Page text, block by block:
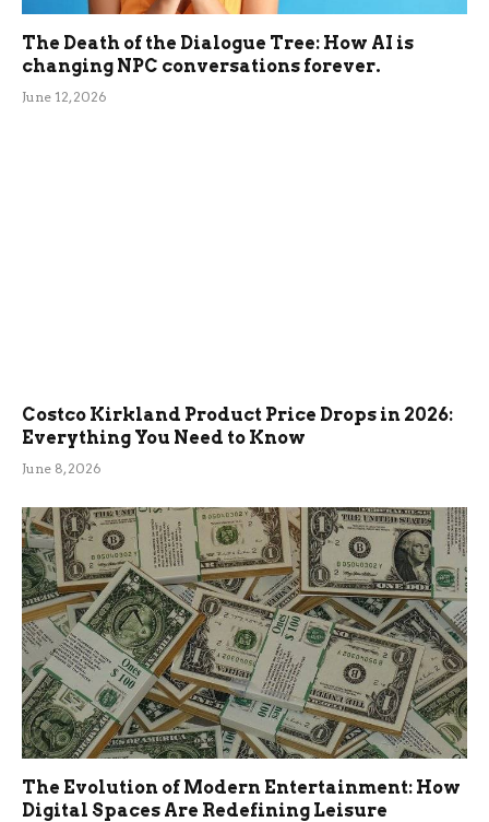
The Death of the Dialogue Tree: How AI is
changing NPC conversations forever.
June 12, 2026
Costco Kirkland Product Price Drops in 2026:
Everything You Need to Know
June 8, 2026
The Evolution of Modern Entertainment: How
Digital Spaces Are Redefining Leisure